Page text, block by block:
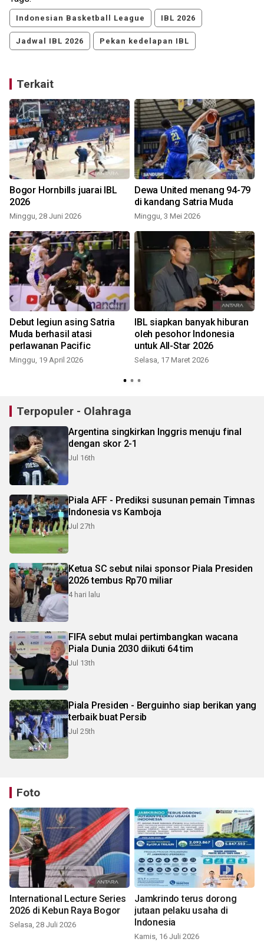
Indonesian Basketball League IBL 2026
Jadwal IBL 2026 Pekan kedelapan IBL
Terkait
Bogor Hornbills juarai IBL
2026
Minggu, 28 Juni 2026
Dewa United menang 94-79
di kandang Satria Muda
Minggu, 3 Mei 2026
Debut legiun asing Satria
Muda berhasil atasi
perlawanan Pacific
Minggu, 19 April 2026
IBL siapkan banyak hiburan
oleh pesohor Indonesia
untuk All-Star 2026
Selasa, 17 Maret 2026
Terpopuler - Olahraga
Argentina singkirkan Inggris menuju final
dengan skor 2-1
Jul 16th
Piala AFF - Prediksi susunan pemain Timnas
Indonesia vs Kamboja
Jul 27th
Ketua SC sebut nilai sponsor Piala Presiden
2026 tembus Rp70 miliar
4 hari lalu
FIFA sebut mulai pertimbangkan wacana
Piala Dunia 2030 diikuti 64 tim
Jul 13th
Piala Presiden - Berguinho siap berikan yang
terbaik buat Persib
Jul 25th
Foto
International Lecture Series
2026 di Kebun Raya Bogor
Selasa, 28 Juli 2026
Jamkrindo terus dorong
jutaan pelaku usaha di
Indonesia
Kamis, 16 Juli 2026